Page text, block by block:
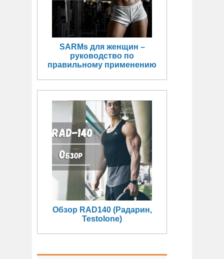
SARMs для женщин –
руководство по
правильному применению
Обзор RAD140 (Радарин,
Testolone)